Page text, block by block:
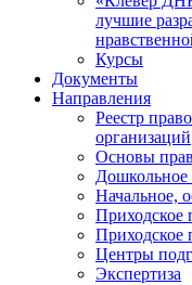
лучшие
Курсы
Документы
Направления
Реестр
организаций
Основы
Дошкольное
Начальное,
Приходское
Приходское
Центры
Экспертиза